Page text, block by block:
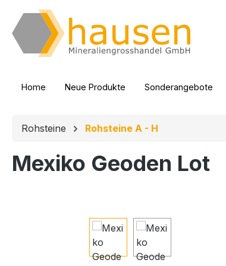
Hauptinhalt springen
Zur Suche springen
Zur Hauptnavigation springen
Home Neue Produkte Sonderangebote
Rohsteine Rohsteine A - H
Mexiko Geoden Lot
Bildergalerie überspringen